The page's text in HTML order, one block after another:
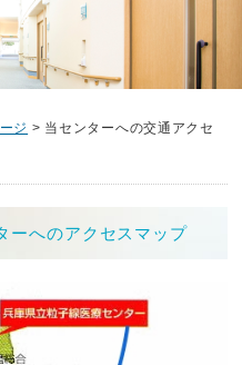
ジ > 当センターへの交通アクセ
ーへのアクセスマップ